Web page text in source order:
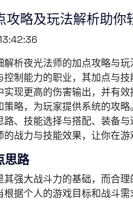
攻略及玩法解析助你
解析夜光法师的加点攻略与
制能力的职业，其加点与
现更高的伤害输出，并有
策略，为玩家提供系统的攻
路、技能选择与搭配、装备
战力与技能效果，让你在游
思路
其强大战斗力的基础，而合
根据个人的游戏目标和战斗